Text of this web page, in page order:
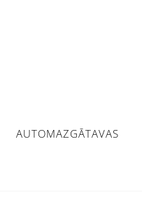
AUTOMAZGĀTAVAS